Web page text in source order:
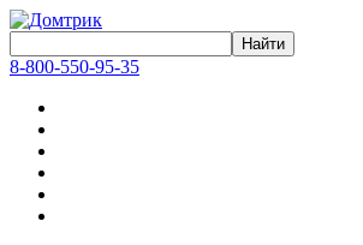
8-800-550-95-35